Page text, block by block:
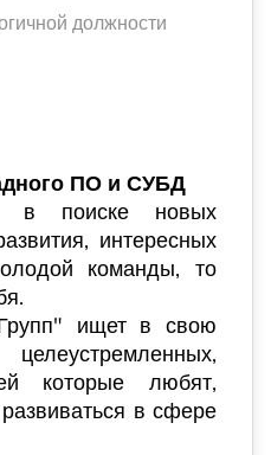
должности
ПО и СУБД
в поиске новых
интересных
команды, то
ищет в свою
которые любят,
в сфере